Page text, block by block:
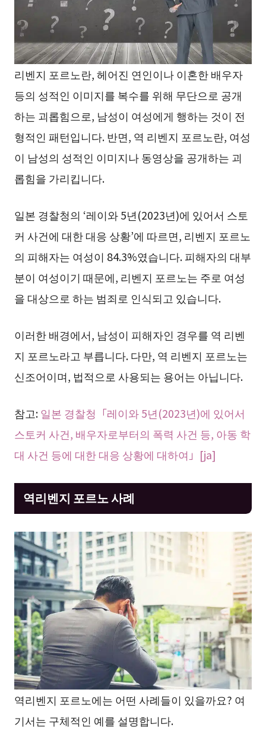
리벤지 포르노란, 헤어진 연인이나 이혼한 배우자
등의 성적인 이미지를 복수를 위해 무단으로 공개
하는 괴롭힘으로, 남성이 여성에게 행하는 것이 전
형적인 패턴입니다. 반면, 역 리벤지 포르노란, 여성
이 남성의 성적인 이미지나 동영상을 공개하는 괴
롭힘을 가리킵니다.
일본 경찰청의 ‘레이와 5년(2023년)에 있어서 스토
커 사건에 대한 대응 상황’에 따르면, 리벤지 포르노
의 피해자는 여성이 84.3%였습니다. 피해자의 대부
분이 여성이기 때문에, 리벤지 포르노는 주로 여성
을 대상으로 하는 범죄로 인식되고 있습니다.
이러한 배경에서, 남성이 피해자인 경우를 역 리벤
지 포르노라고 부릅니다. 다만, 역 리벤지 포르노는
신조어이며, 법적으로 사용되는 용어는 아닙니다.
참고:일본 경찰청「레이와 5년(2023년)에 있어서
스토커 사건, 배우자로부터의 폭력 사건 등, 아동 학
대 사건 등에 대한 대응 상황에 대하여」[ja]
역리벤지 포르노 사례
역리벤지 포르노에는 어떤 사례들이 있을까요? 여
기서는 구체적인 예를 설명합니다.